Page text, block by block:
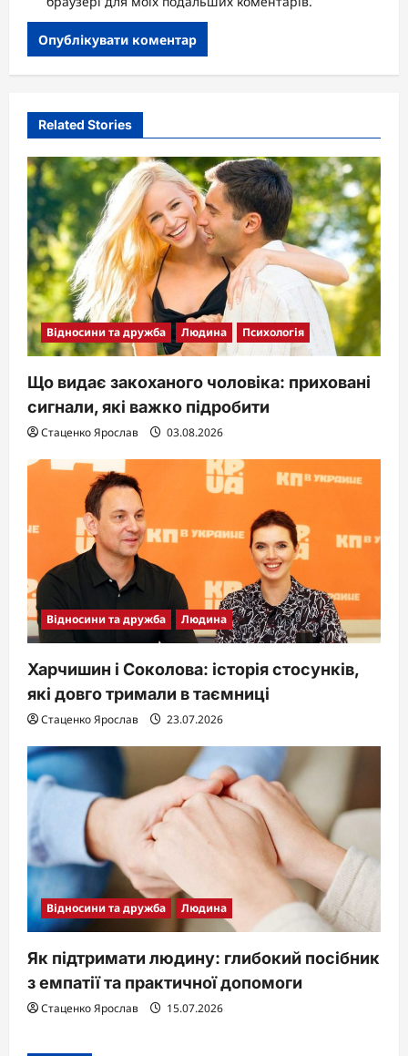
Related Stories
Відносини та дружба Людина Психологія
Що видає закоханого чоловіка: приховані
сигнали, які важко підробити
Стаценко Ярослав 03.08.2026
Відносини та дружба Людина
Харчишин і Соколова: історія стосунків,
які довго тримали в таємниці
Стаценко Ярослав 23.07.2026
Відносини та дружба Людина
Як підтримати людину: глибокий посібник
з емпатії та практичної допомоги
Стаценко Ярослав 15.07.2026